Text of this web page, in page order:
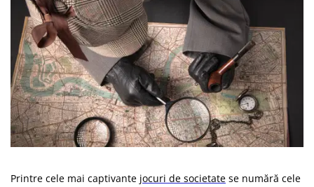
Jocuri pentru o persoana
Jocuri pentru 2 persoane
Game cunoscute
Alias
Carcassonne
Catan
Cluedo
Dixit
Orchard Games
Printre cele mai captivante jocuri de societate se numără cele